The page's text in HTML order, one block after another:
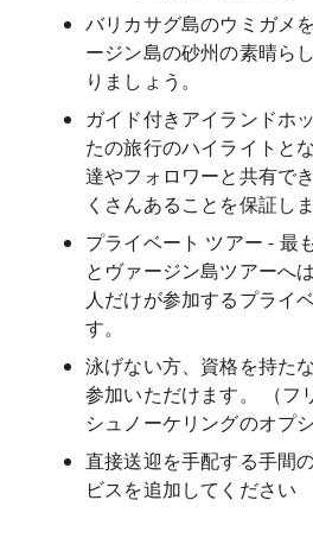
バリカサグ島のウミガメ
ージン島の砂州の素晴ら
りましょう。
ガイド付きアイランドホ
たの旅行のハイライトと
達やフォロワーと共有で
くさんあることを保証しま
プライベート ツアー - 最
とヴァージン島ツアーへ
人だけが参加するプライ
す。
泳げない方、資格を持た
参加いただけます。 （フ
シュノーケリングのオプ
直接送迎を手配する手間
ビスを追加してください